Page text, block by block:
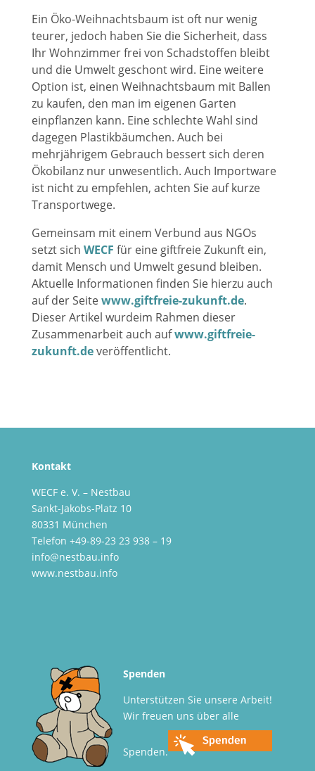
Ein Öko-Weihnachtsbaum ist oft nur wenig
teurer, jedoch haben Sie die Sicherheit, dass
Ihr Wohnzimmer frei von Schadstoffen bleibt
und die Umwelt geschont wird. Eine weitere
Option ist, einen Weihnachtsbaum mit Ballen
zu kaufen, den man im eigenen Garten
einpflanzen kann. Eine schlechte Wahl sind
dagegen Plastikbäumchen. Auch bei
mehrjährigem Gebrauch bessert sich deren
Ökobilanz nur unwesentlich. Auch Importware
ist nicht zu empfehlen, achten Sie auf kurze
Transportwege.
Gemeinsam mit einem Verbund aus NGOs
setzt sich WECF für eine giftfreie Zukunft ein,
damit Mensch und Umwelt gesund bleiben.
Aktuelle Informationen finden Sie hierzu auch
auf der Seitewww.giftfreie-zukunft.de.
Dieser Artikel wurdeim Rahmen dieser
Zusammenarbeit auch aufwww.giftfreie-
zukunft.deveröffentlicht.
Kontakt
WECF e. V. – Nestbau
Sankt-Jakobs-Platz 10
80331 München
Telefon +49-89-23 23 938 – 19
info@nestbau.info
www.nestbau.info
Spenden
Unterstützen Sie unsere Arbeit!
Wir freuen uns über alle
Spenden.